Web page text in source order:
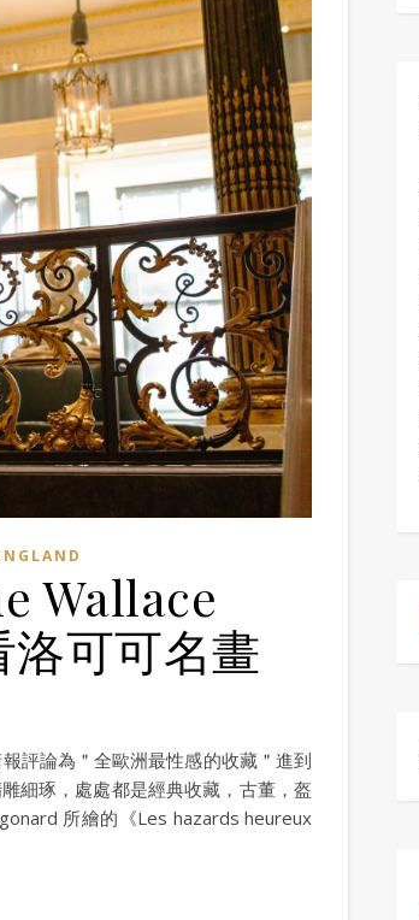
Wallace
可可名畫
評論為＂全歐洲最性感的收藏＂進到
細琢，處處都是經典收藏，古董，盔
所繪的《Les hazards heureux